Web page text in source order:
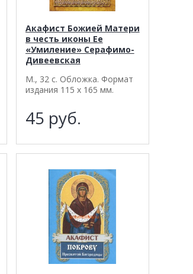
Акафист Божией Матери
в честь иконы Ее
«Умиление» Серафимо-
Дивеевская
М., 32 с. Обложка. Формат
издания 115 х 165 мм.
45 руб.